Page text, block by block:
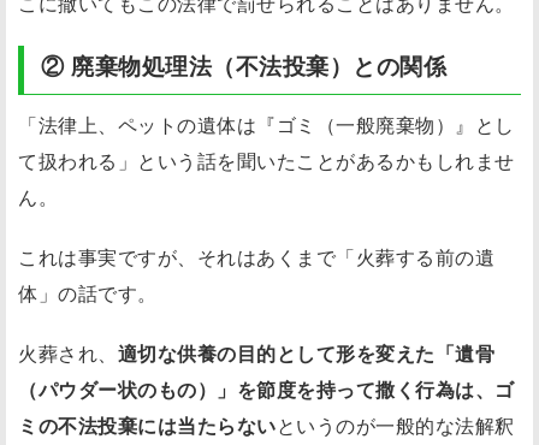
② 廃棄物処理法（不法投棄）との関係
「法律上、ペットの遺体は『ゴミ（一般廃棄物）』とし
て扱われる」という話を聞いたことがあるかもしれませ
ん。
これは事実ですが、それはあくまで「火葬する前の遺
体」の話です。
火葬され、 適切な供養の目的として形を変えた「遺骨
（パウダー状のもの）」を節度を持って撒く行為は、ゴ
ミの不法投棄には当たらないというのが一般的な法解釈